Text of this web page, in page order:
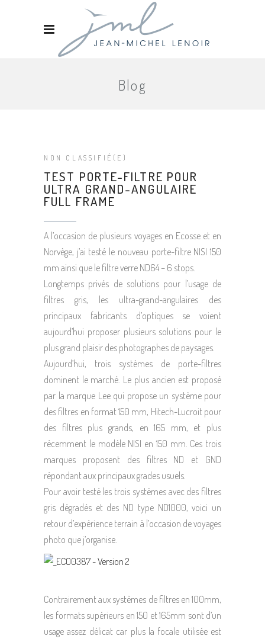
Blog
NON CLASSIFIÉ(E)
TEST PORTE-FILTRE POUR
ULTRA GRAND-ANGULAIRE
FULL FRAME
A l’occasion de plusieurs voyages en Ecosse et en
Norvège, j’ai testé le nouveau porte-filtre NISI 150
mm ainsi que le filtre verre ND64 – 6 stops.
Longtemps privés de solutions pour l’usage de
filtres gris, les ultra-grand-angulaires des
principaux fabricants d’optiques se voient
aujourd’hui proposer plusieurs solutions pour le
plus grand plaisir des photographes de paysages.
Aujourd’hui, trois systèmes de porte-filtres
dominent le marché. Le plus ancien est proposé
par la marque Lee qui propose un système pour
des filtres en format 150 mm, Hitech-Lucroit pour
des filtres plus grands, en 165 mm, et plus
récemment le modèle NISI en 150 mm. Ces trois
marques proposent des filtres ND et GND
répondant aux principaux grades usuels.
Pour avoir testé les trois systèmes avec des filtres
gris dégradés et des ND type ND1000, voici un
retour d’expérience terrain à l’occasion de voyages
photo que j’organise.
Contrairement aux systèmes de filtres en 100mm,
les formats supérieurs en 150 et 165mm sont d’un
usage assez délicat car plus la focale utilisée est